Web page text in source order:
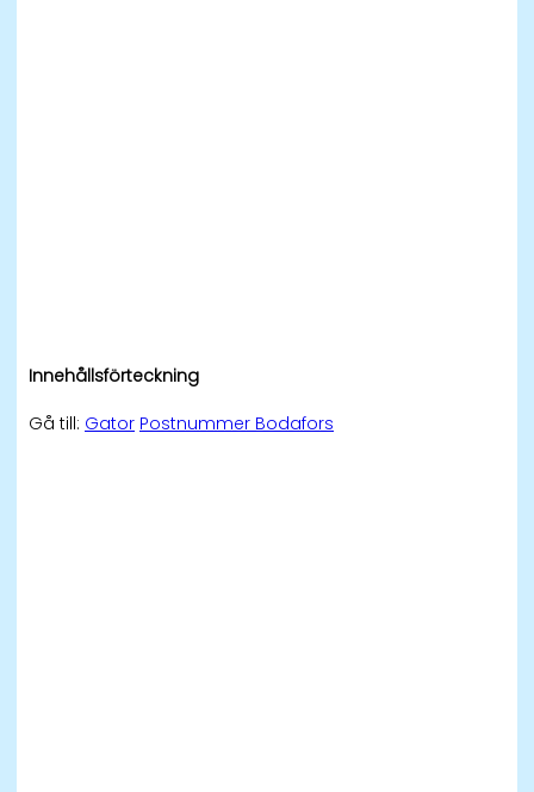
Innehållsförteckning
Gå till: Gator Postnummer Bodafors